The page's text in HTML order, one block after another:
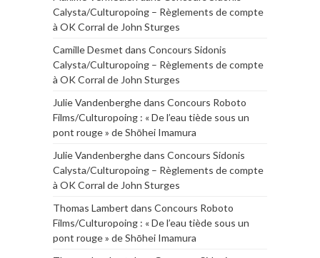
Calysta/Culturopoing – Règlements de compte
à OK Corral de John Sturges
Camille Desmet dans Concours Sidonis
Calysta/Culturopoing – Règlements de compte
à OK Corral de John Sturges
Julie Vandenberghedans Concours Roboto
Films/Culturopoing : « De l’eau tiède sous un
pont rouge » de Shōhei Imamura
Julie Vandenberghedans Concours Sidonis
Calysta/Culturopoing – Règlements de compte
à OK Corral de John Sturges
Thomas Lambert dans Concours Roboto
Films/Culturopoing : « De l’eau tiède sous un
pont rouge » de Shōhei Imamura